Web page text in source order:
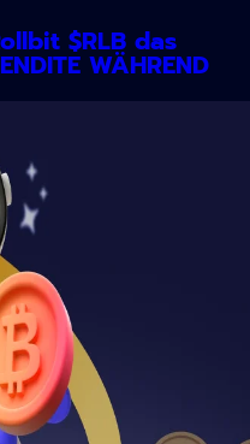
$RLB das
WÄHREND